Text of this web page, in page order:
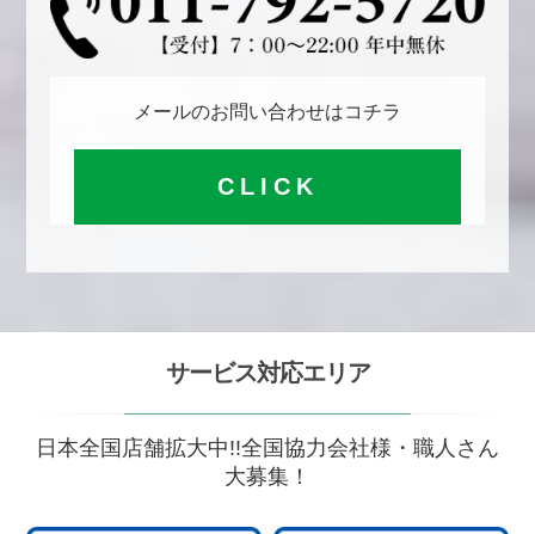
メールのお問い合わせはコチラ
CLICK
サービス対応エリア
日本全国店舗拡大中!!全国協力会社様・職人さん
大募集！